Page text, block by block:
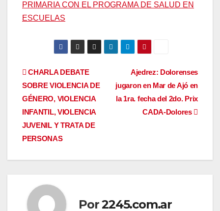
PRIMARIA CON EL PROGRAMA DE SALUD EN
ESCUELAS
Navegación
de
entradas
Ajedrez: Dolorenses
jugaron en Mar de Ajó en
la 1ra. fecha del 2do. Prix
CADA-Dolores
CHARLA DEBATE
SOBRE VIOLENCIA DE
GÉNERO, VIOLENCIA
INFANTIL, VIOLENCIA
JUVENIL Y TRATA DE
PERSONAS
Por2245.com.ar